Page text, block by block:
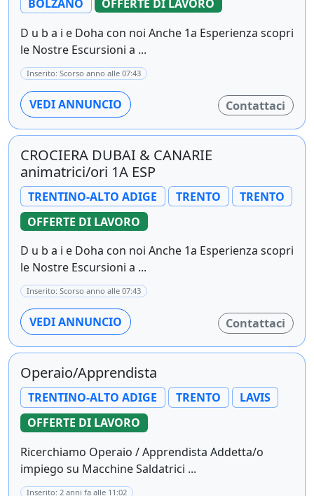
BOLZANO
OFFERTE DI LAVORO
D u b a i e Doha con noi Anche 1a Esperienza scopri
le Nostre Escursioni a ...
Inserito: Scorso anno alle 07:43
VEDI ANNUNCIO Contattaci
CROCIERA DUBAI & CANARIE
animatrici/ori 1A ESP
TRENTINO-ALTO ADIGE TRENTO
TRENTO
OFFERTE DI LAVORO
D u b a i e Doha con noi Anche 1a Esperienza scopri
le Nostre Escursioni a ...
Inserito: Scorso anno alle 07:43
VEDI ANNUNCIO Contattaci
Operaio/Apprendista
TRENTINO-ALTO ADIGE TRENTO
LAVIS
OFFERTE DI LAVORO
Ricerchiamo Operaio / Apprendista Addetta/o
impiego su Macchine Saldatrici ...
Inserito: 2 anni fa alle 11:02